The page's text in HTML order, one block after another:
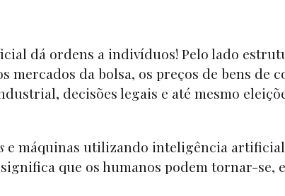
dá ordens a indivíduos! Pelo lado
mercados da bolsa, os preços de bens de
decisões legais e até mesmo
e máquinas utilizando inteligência
que os humanos podem tornar-se,